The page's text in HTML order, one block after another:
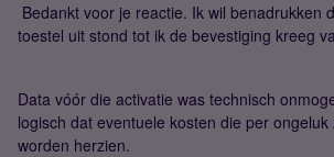
Bedankt voor je reactie. Ik wil benadrukken
toestel uit stond tot ik de bevestiging kreeg
Data vóór die activatie was technisch
logisch dat eventuele kosten die per ongeluk
worden herzien.